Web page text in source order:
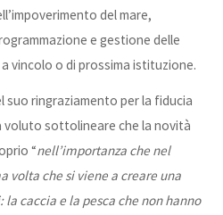
del mare,
e gestione delle
vincolo o di prossima istituzione.
suo ringraziamento per la fiducia
voluto sottolineare che la novità
“nell’importanza che nel
volta che si viene a creare una
caccia e la pesca che non hanno